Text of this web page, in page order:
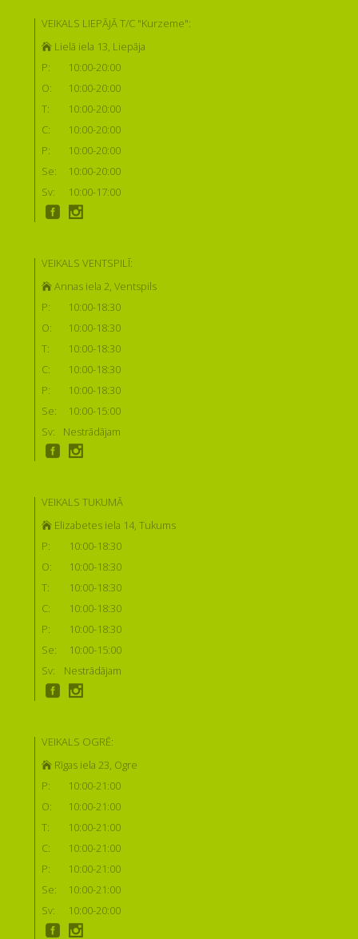
VEIKALS LIEPĀJĀ T/C "Kurzeme":
Lielā iela 13, Liepāja
P:
10:00-20:00
O:
10:00-20:00
T:
10:00-20:00
C:
10:00-20:00
P:
10:00-20:00
Se:
10:00-20:00
Sv:
10:00-17:00
VEIKALS VENTSPILĪ:
Annas iela 2, Ventspils
P:
10:00-18:30
O:
10:00-18:30
T:
10:00-18:30
C:
10:00-18:30
P:
10:00-18:30
Se:
10:00-15:00
Sv:
Nestrādājam
VEIKALS TUKUMĀ
Elizabetes iela 14, Tukums
P:
10:00-18:30
O:
10:00-18:30
T:
10:00-18:30
C:
10:00-18:30
P:
10:00-18:30
Se:
10:00-15:00
Sv:
Nestrādājam
VEIKALS OGRĒ:
Rīgas iela 23, Ogre
P:
10:00-21:00
O:
10:00-21:00
T:
10:00-21:00
C:
10:00-21:00
P:
10:00-21:00
Se:
10:00-21:00
Sv:
10:00-20:00